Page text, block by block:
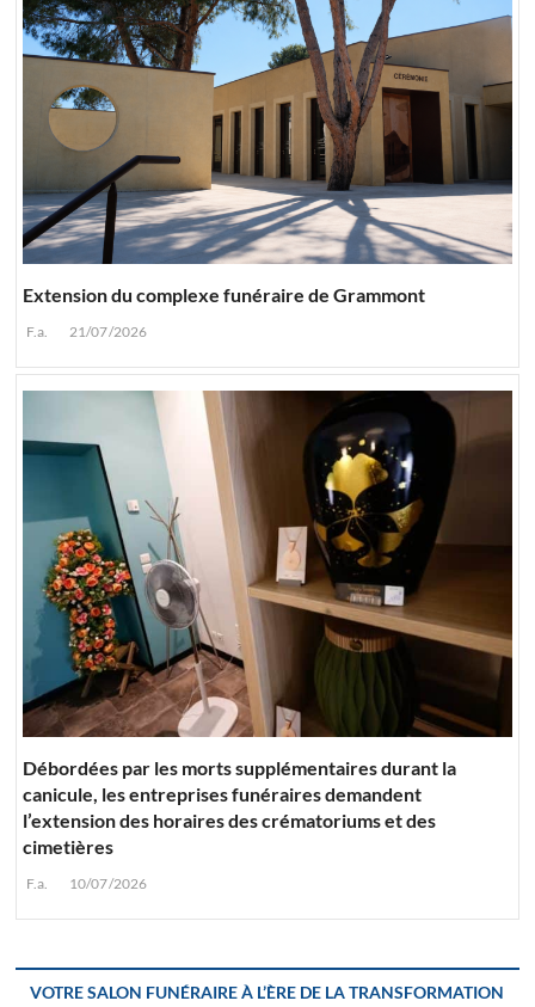
Extension du complexe funéraire de Grammont
F.a. 21/07/2026
Débordées par les morts supplémentaires durant la
canicule, les entreprises funéraires demandent
l’extension des horaires des crématoriums et des
cimetières
F.a. 10/07/2026
VOTRE SALON FUNÉRAIRE À L’ÈRE DE LA TRANSFORMATION